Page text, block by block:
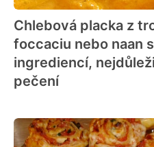
Chlebová placka z
foccaciu nebo naan
ingrediencí,
pečení